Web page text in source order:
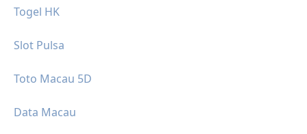
Togel HK
Slot Pulsa
Toto Macau 5D
Data Macau